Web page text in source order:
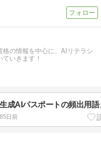
の情報を中心に、AIリテラシ
いきます！
生成AIパスポートの頻出用語
85日前